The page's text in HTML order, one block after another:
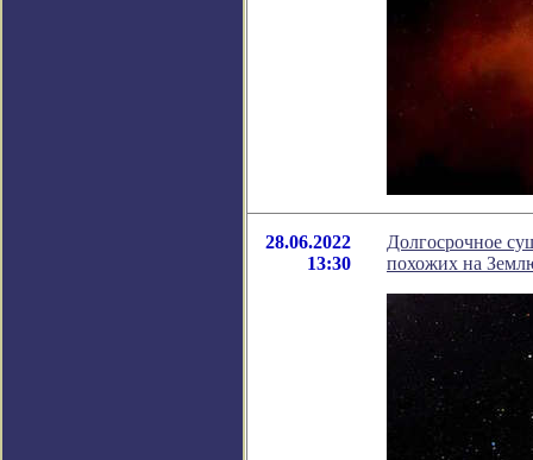
28.06.2022
13:30
Долгосрочное
похожих на